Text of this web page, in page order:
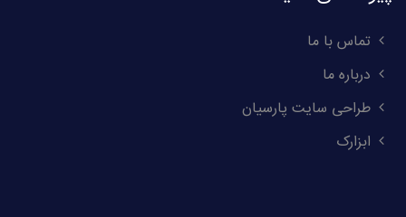
تماس با ما
درباره ما
طراحی سایت پارسیان
ابزارک